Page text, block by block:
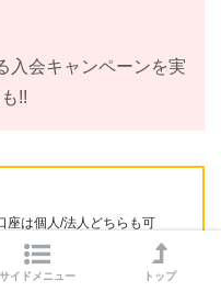
入会キャンペーンを実
!!
座は個人/法人どちらも可
ラブ） が年会費無料でJALマ
サイドメニュー トップ